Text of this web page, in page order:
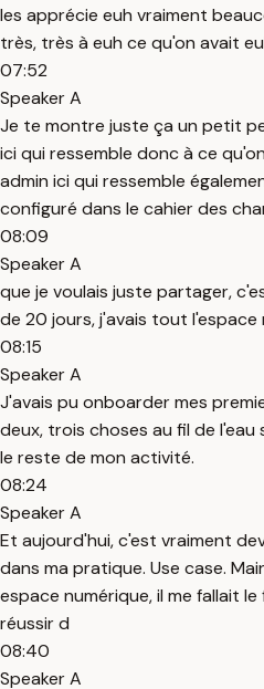
les apprécie euh vraiment
très, très à euh ce qu'on avait
07:52
Speaker A
Je te montre juste ça un petit
ici qui ressemble donc à ce
admin ici qui ressemble
configuré dans le cahier des
08:09
Speaker A
que je voulais juste partager,
de 20 jours, j'avais tout
08:15
Speaker A
J'avais pu onboarder mes
deux, trois choses au fil de
le reste de mon activité.
08:24
Speaker A
Et aujourd'hui, c'est vraiment
dans ma pratique. Use case.
espace numérique, il me fallait
réussir d
08:40
Speaker A